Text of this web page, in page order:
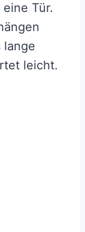
Tür.
lange
leicht.